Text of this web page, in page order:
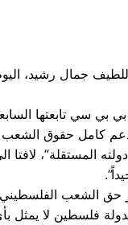
جمال رشيد،
بي سي تابعتها
بدعم كامل حقوق
المستقلة”، لافتا
حق الشعب
بدولة فلسطين لا